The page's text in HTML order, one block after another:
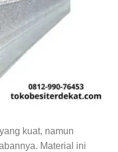
kuat, namun
Material ini